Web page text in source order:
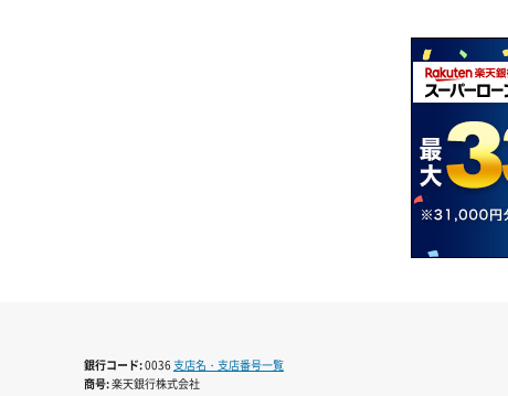
銀行コード 0036 支店名・支店番号一覧
商号 楽天銀行株式会社